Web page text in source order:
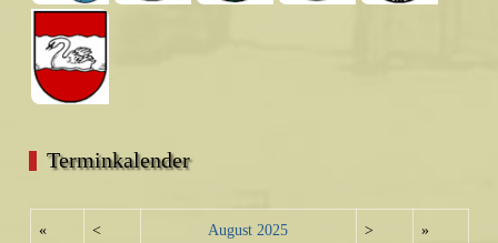
Terminkalender
« < August 2025 > »